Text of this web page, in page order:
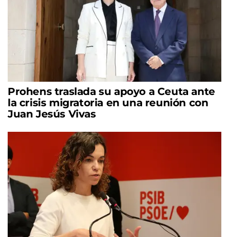
Prohens traslada su apoyo a Ceuta ante
la crisis migratoria en una reunión con
Juan Jesús Vivas